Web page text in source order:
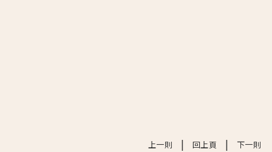
上一則 | 回上頁 | 下一則